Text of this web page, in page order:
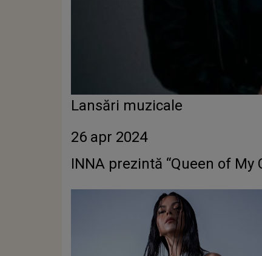
Lansări muzicale
26 apr 2024
INNA prezintă “Queen of